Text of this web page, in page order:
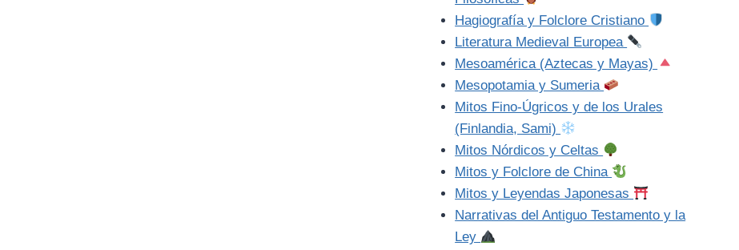
Hagiografía y Folclore Cristiano
Literatura Medieval Europea
Mesoamérica (Aztecas y Mayas)
Mesopotamia y Sumeria
Mitos Fino-Úgricos y de los Urales
(Finlandia, Sami)
Mitos Nórdicos y Celtas
Mitos y Folclore de China
Mitos y Leyendas Japonesas
Narrativas del Antiguo Testamento y la
Ley